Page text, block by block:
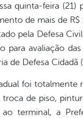
quinta-feira (21)
de mais de
pela Defesa
avaliação
de Defesa Cidadã
foi totalmente
de piso,
terminal, a